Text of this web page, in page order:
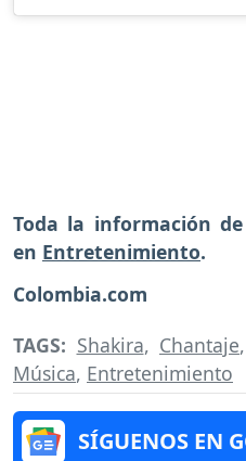
Toda la información
en Entretenimiento.
Colombia.com
TAGS: Shakira, Chantaje,
Música, Entretenimiento
SÍGUENOS EN